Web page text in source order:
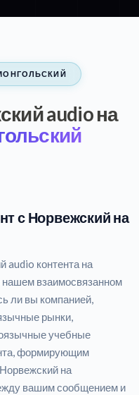
audio на
с Норвежский на
audio контента на
нашем взаимосвязанном
ли вы компанией,
рынки,
учебные
формирующим
на
вашим сообщением и